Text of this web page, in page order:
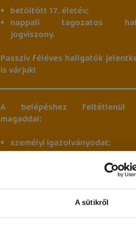
A sütikről
betöltött 17. életév;
nappali tagozatos
jogviszony.
Passzív féléves hallgatók
is várjuk!
A belépéshez feltétlenül
magaddal:
személyi igazolványodat;
lakcímkártyádat;
TAJ kártyádat;
bankszámlaszámodat.